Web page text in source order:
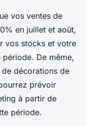
vos ventes de
en juillet et août,
vos stocks et votre
De même,
décorations de
prévoir
à partir de
période.